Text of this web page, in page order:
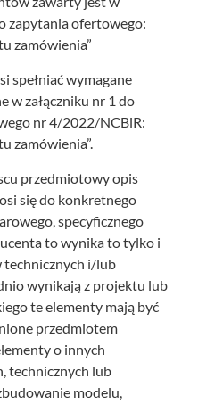
zapytania ofertowego:
zamówienia”
spełniać wymagane
w załączniku nr 1 do
nr 4/2022/NCBiR:
zamówienia”.
przedmiotowy opis
się do konkretnego
specyficznego
to wynika to tylko i
technicznych i/lub
wynikają z projektu lub
te elementy mają być
przedmiotem
o innych
technicznych lub
modelu,